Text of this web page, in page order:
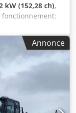
kW (152,28 ch),
fonctionnement:
: 2022
Climatisation
réglable Bras :
grappin,
Système de
: 10.00-20, env.
kW CE Poids
Annonce